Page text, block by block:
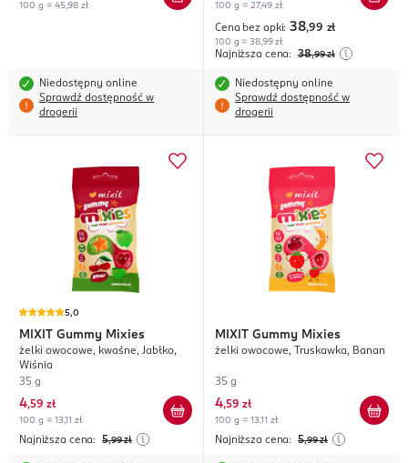
100 g = 45,98 zł
Niedostępny online
Sprawdź dostępność w
drogerii
100 g = 27,49 zł
Cena bez apki: 38,99 zł
100 g = 38,99 zł
Najniższa cena: 38,99 zł
Niedostępny online
Sprawdź dostępność w
drogerii
5,0
MIXIT Gummy Mixies
żelki owocowe, kwaśne, Jabłko,
Wiśnia
35 g
4,59 zł
100 g = 13,11 zł
Najniższa cena: 5,99 zł
MIXIT Gummy Mixies
żelki owocowe, Truskawka, Banan
35 g
4,59 zł
100 g = 13,11 zł
Najniższa cena: 5,99 zł